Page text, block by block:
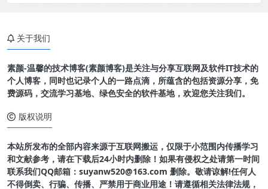
关于我们
素颜-温馨的技术博客(素颜博客)是关注与分享互联网及软件IT技术的
个人博客，同时也记录个人的一路点滴，所蕴含的包括资源分享，免
费源码，交流学习基地、绿色安全的软件基地，欢迎您关注我们。
版权说明
本站所发布的全部内容来源于互联网搬运，仅限于小范围内传播学习
和文献参考，请在下载后24小时内删除！如果有侵权之处请第一时间
联系我们QQ邮箱：suyanw520@163.com 删除。敬请谅解!任何人
不得倒卖、行骗、传播、严禁用于商业用途！请遵循相关法律法规，